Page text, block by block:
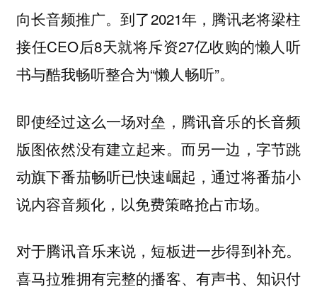
向长音频推广。到了2021年，腾讯老将梁柱
接任CEO后8天就将斥资27亿收购的懒人听
书与酷我畅听整合为“懒人畅听”。
即使经过这么一场对垒，腾讯音乐的长音频
版图依然没有建立起来。而另一边，字节跳
动旗下番茄畅听已快速崛起，通过将番茄小
说内容音频化，以免费策略抢占市场。
对于腾讯音乐来说，短板进一步得到补充。
喜马拉雅拥有完整的播客、有声书、知识付